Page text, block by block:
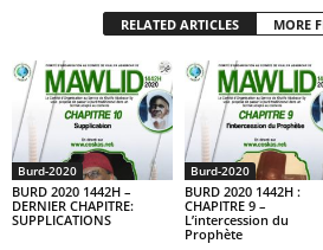
RELATED ARTICLES MORE
Burd-2020
BURD 2020 1442H –
DERNIER CHAPITRE:
SUPPLICATIONS
Burd-2020
BURD 2020 1442H :
CHAPITRE 9 –
L’intercession du
Prophète